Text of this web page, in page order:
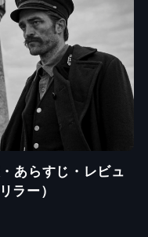
あらすじ・レビュ
ラー）